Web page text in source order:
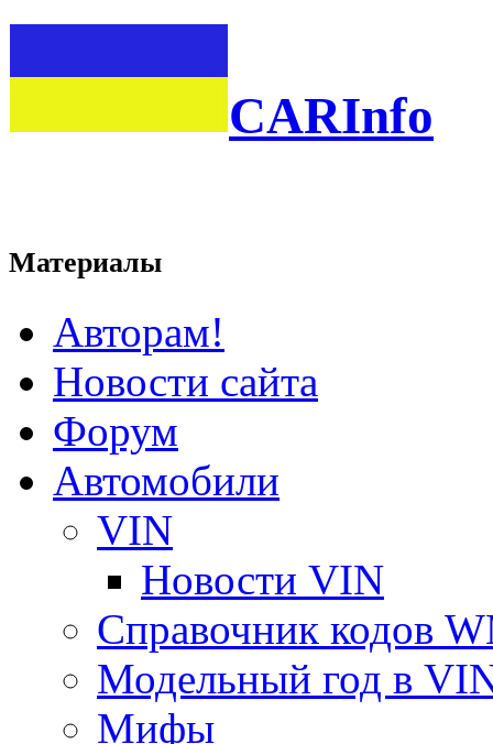
CARInfo
Материалы
Авторам!
Новости сайта
Форум
Автомобили
VIN
Новости VIN
Справочник кодов
Модельный год в
Мифы